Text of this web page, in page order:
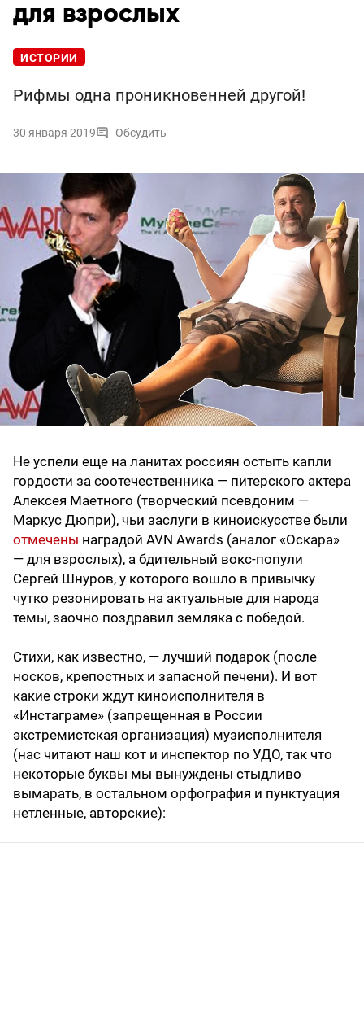
для взрослых
ИСТОРИИ
Рифмы одна проникновенней другой!
30 января 2019 Обсудить
Не успели еще на ланитах россиян остыть капли
гордости за соотечественника — питерского актера
Алексея Маетного (творческий псевдоним —
Маркус Дюпри), чьи заслуги в киноискусстве были
отмечены наградой AVN Awards (аналог «Оскара»
— для взрослых), а бдительный вокс-попули
Сергей Шнуров, у которого вошло в привычку
чутко резонировать на актуальные для народа
темы, заочно поздравил земляка с победой.
Стихи, как известно, — лучший подарок (после
носков, крепостных и запасной печени). И вот
какие строки ждут киноисполнителя в
«Инстаграме» (запрещенная в России
экстремистская организация) музисполнителя
(нас читают наш кот и инспектор по УДО, так что
некоторые буквы мы вынуждены стыдливо
вымарать, в остальном орфография и пунктуация
нетленные, авторские):